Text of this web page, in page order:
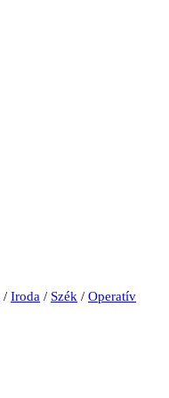
/ Iroda / Szék / Operatív